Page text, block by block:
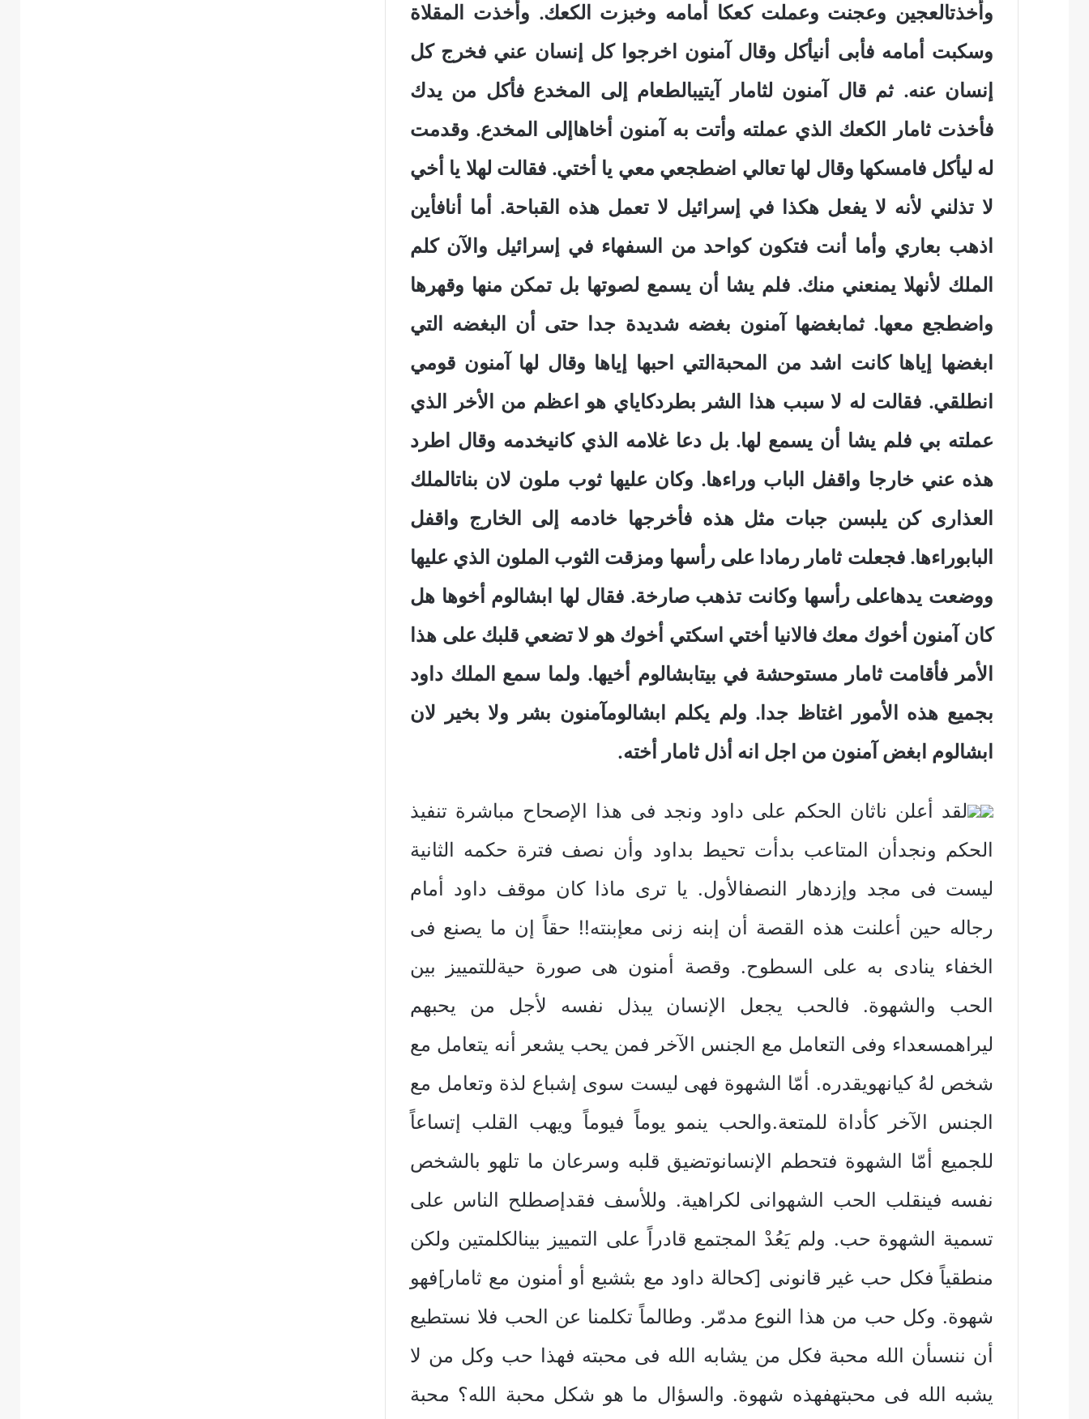
وأخذتالعجين وعجنت وعملت كعكا أمامه وخبزت الكعك. وأخذت المقلاة
وسكبت أمامه فأبى أنيأكل وقال آمنون اخرجوا كل إنسان عني فخرج كل
إنسان عنه. ثم قال آمنون لثامار آيتيبالطعام إلى المخدع فأكل من يدك
فأخذت ثامار الكعك الذي عملته وأتت به آمنون أخاهاإلى المخدع. وقدمت
له ليأكل فامسكها وقال لها تعالي اضطجعي معي يا أختي. فقالت لهلا يا أخي
لا تذلني لأنه لا يفعل هكذا في إسرائيل لا تعمل هذه القباحة. أما أنافأين
اذهب بعاري وأما أنت فتكون كواحد من السفهاء في إسرائيل والآن كلم
الملك لأنهلا يمنعني منك. فلم يشا أن يسمع لصوتها بل تمكن منها وقهرها
واضطجع معها. ثمابغضها آمنون بغضه شديدة جدا حتى أن البغضه التي
ابغضها إياها كانت اشد من المحبةالتي احبها إياها وقال لها آمنون قومي
انطلقي. فقالت له لا سبب هذا الشر بطردكاياي هو اعظم من الأخر الذي
عملته بي فلم يشا أن يسمع لها. بل دعا غلامه الذي كانيخدمه وقال اطرد
هذه عني خارجا واقفل الباب وراءها. وكان عليها ثوب ملون لان بناتالملك
العذارى كن يلبسن جبات مثل هذه فأخرجها خادمه إلى الخارج واقفل
البابوراءها. فجعلت ثامار رمادا على رأسها ومزقت الثوب الملون الذي عليها
ووضعت يدهاعلى رأسها وكانت تذهب صارخة. فقال لها ابشالوم أخوها هل
كان آمنون أخوك معك فالانيا أختي اسكتي أخوك هو لا تضعي قلبك على هذا
الأمر فأقامت ثامار مستوحشة في بيتابشالوم أخيها. ولما سمع الملك داود
بجميع هذه الأمور اغتاظ جدا. ولم يكلم ابشالومآمنون بشر ولا بخير لان
ابشالوم ابغض آمنون من اجل انه أذل ثامار أخته.
لقد أعلن ناثان الحكم على داود ونجد فى هذا الإصحاح مباشرة تنفيذ
الحكم ونجدأن المتاعب بدأت تحيط بداود وأن نصف فترة حكمه الثانية
ليست فى مجد وإزدهار النصفالأول. يا ترى ماذا كان موقف داود أمام
رجاله حين أعلنت هذه القصة أن إبنه زنى معإبنته!! حقاً إن ما يصنع فى
الخفاء ينادى به على السطوح. وقصة أمنون هى صورة حيةللتمييز بين
الحب والشهوة. فالحب يجعل الإنسان يبذل نفسه لأجل من يحبهم
ليراهمسعداء وفى التعامل مع الجنس الآخر فمن يحب يشعر أنه يتعامل مع
شخص لهُ كيانهويقدره. أمّا الشهوة فهى ليست سوى إشباع لذة وتعامل مع
الجنس الآخر كأداة للمتعة.والحب ينمو يوماً فيوماً ويهب القلب إتساعاً
للجميع أمّا الشهوة فتحطم الإنسانوتضيق قلبه وسرعان ما تلهو بالشخص
نفسه فينقلب الحب الشهوانى لكراهية. وللأسف فقدإصطلح الناس على
تسمية الشهوة حب. ولم يَعُدْ المجتمع قادراً على التمييز بينالكلمتين ولكن
منطقياً فكل حب غير قانونى [كحالة داود مع بثشبع أو أمنون مع ثامار]فهو
شهوة. وكل حب من هذا النوع مدمّر. وطالماً تكلمنا عن الحب فلا نستطيع
أن ننسىأن الله محبة فكل من يشابه الله فى محبته فهذا حب وكل من لا
يشبه الله فى محبتهفهذه شهوة. والسؤال ما هو شكل محبة الله؟ محبة